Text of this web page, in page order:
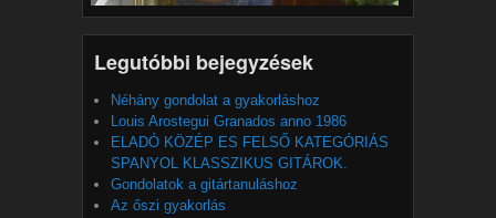
Legutóbbi bejegyzések
Néhány gondolat a gyakorláshoz
Louis Arostegui Granados anno 1986
ELADÓ KÖZÉP ES FELSŐ KATEGÓRIÁS
SPANYOL KLASSZIKUS GITÁROK.
Gondolatok a gitártanuláshoz
Az őszi gyakorlás